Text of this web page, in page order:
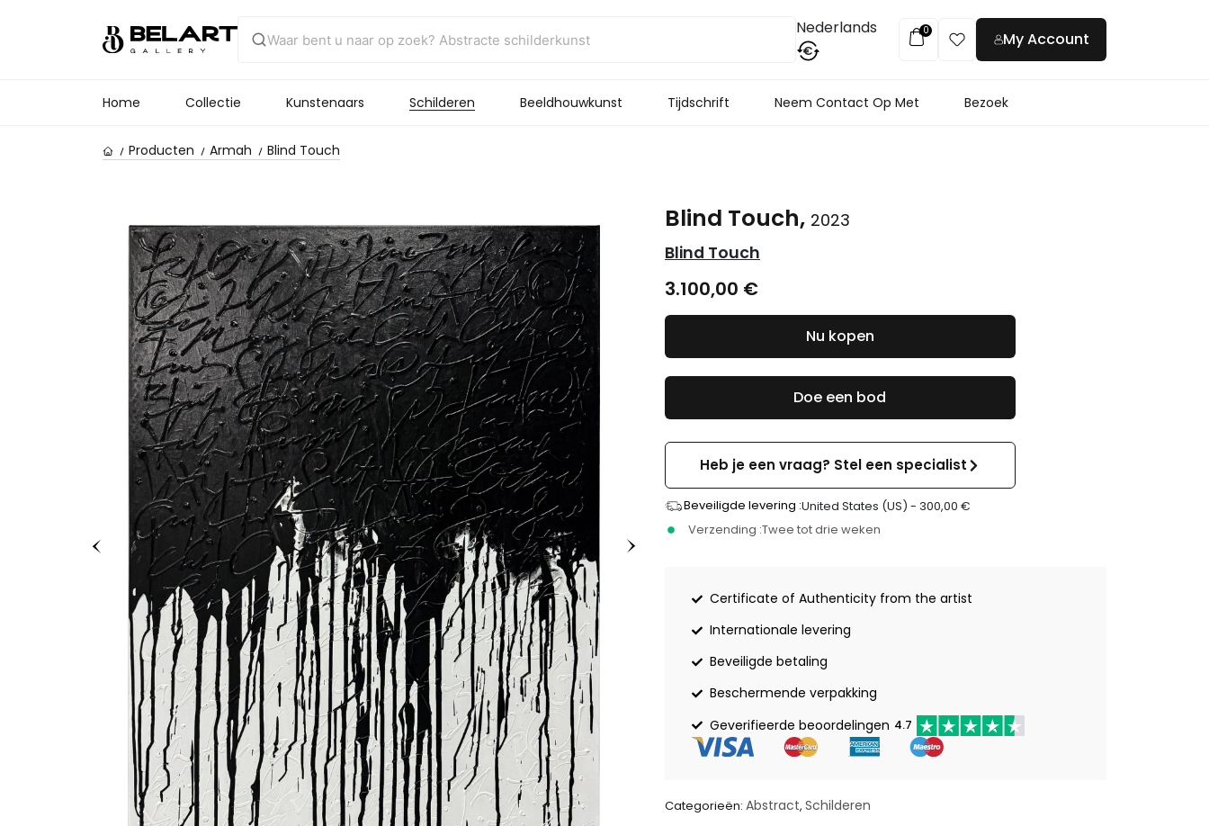
Nederlands
€
0 My Account
Home Collectie Kunstenaars Schilderen Beeldhouwkunst Tijdschrift Neem Contact Op Met Bezoek
Producten Armah Blind Touch
Blind Touch, 2023
Blind Touch
3.100,00 €
Doe een bod
Heb je een vraag? Stel een specialist
Beveiligde levering :United States (US) -300,00€
Verzending :Twee tot drie weken
Certificate of Authenticity from the artist
Internationale levering
Beveiligde betaling
Beschermende verpakking
Geverifieerde beoordelingen 4.7
Categorieën: Abstract, Schilderen
Nu kopen